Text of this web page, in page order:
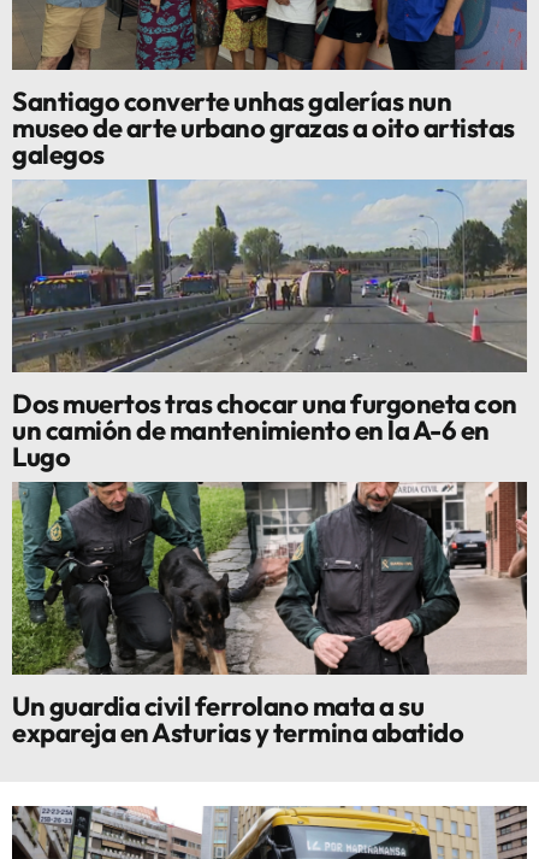
Santiago converte unhas galerías nun
museo de arte urbano grazas a oito artistas
galegos
Dos muertos tras chocar una furgoneta con
un camión de mantenimiento en la A-6 en
Lugo
Un guardia civil ferrolano mata a su
expareja en Asturias y termina abatido